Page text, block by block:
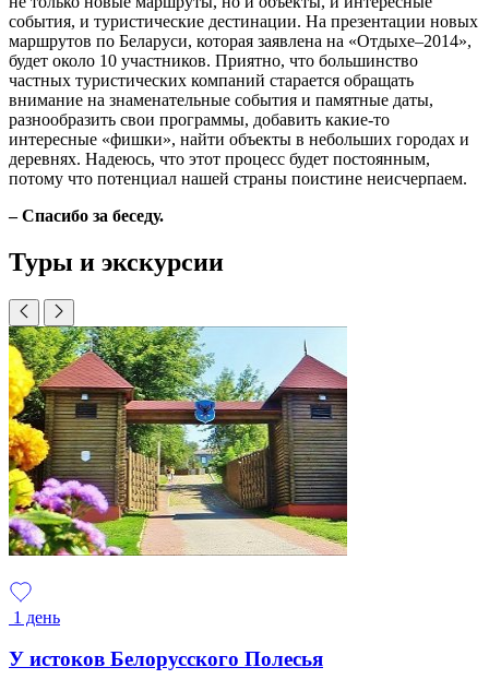
события, и туристические дестинации. На презентации новых
маршрутов по Беларуси, которая заявлена на «Отдыхе–2014»,
будет около 10 участников. Приятно, что большинство
частных туристических компаний старается обращать
внимание на знаменательные события и памятные даты,
разнообразить свои программы, добавить какие-то
интересные «фишки», найти объекты в небольших городах и
деревнях. Надеюсь, что этот процесс будет постоянным,
потому что потенциал нашей страны поистине неисчерпаем.
– Спасибо за беседу.
Туры и экскурсии
1 день
У истоков Белорусского Полесья